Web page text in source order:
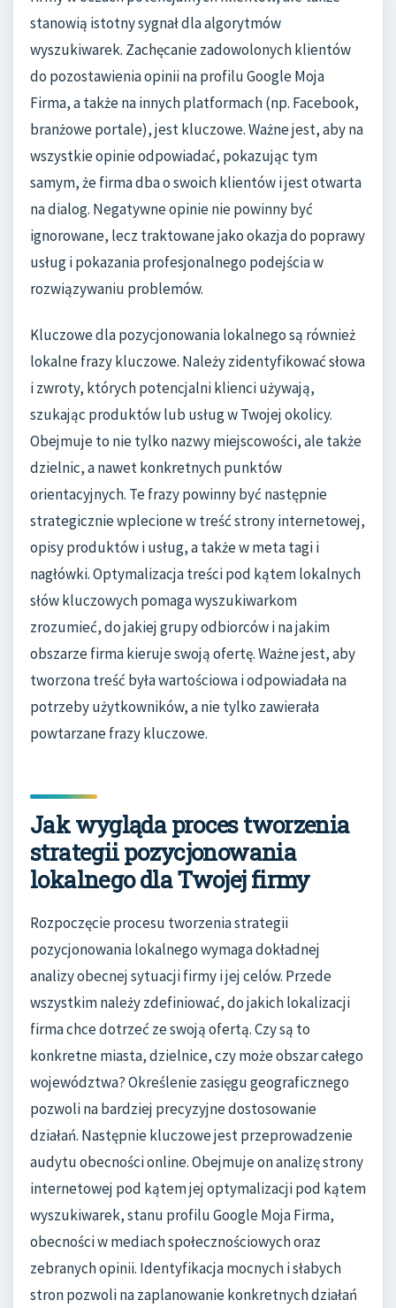
stanowią istotny sygnał dla algorytmów
wyszukiwarek. Zachęcanie zadowolonych klientów
do pozostawienia opinii na profilu Google Moja
Firma, a także na innych platformach (np. Facebook,
branżowe portale), jest kluczowe. Ważne jest, aby na
wszystkie opinie odpowiadać, pokazując tym
samym, że firma dba o swoich klientów i jest otwarta
na dialog. Negatywne opinie nie powinny być
ignorowane, lecz traktowane jako okazja do poprawy
usług i pokazania profesjonalnego podejścia w
rozwiązywaniu problemów.
Kluczowe dla pozycjonowania lokalnego są również
lokalne frazy kluczowe. Należy zidentyfikować słowa
i zwroty, których potencjalni klienci używają,
szukając produktów lub usług w Twojej okolicy.
Obejmuje to nie tylko nazwy miejscowości, ale także
dzielnic, a nawet konkretnych punktów
orientacyjnych. Te frazy powinny być następnie
strategicznie wplecione w treść strony internetowej,
opisy produktów i usług, a także w meta tagi i
nagłówki. Optymalizacja treści pod kątem lokalnych
słów kluczowych pomaga wyszukiwarkom
zrozumieć, do jakiej grupy odbiorców i na jakim
obszarze firma kieruje swoją ofertę. Ważne jest, aby
tworzona treść była wartościowa i odpowiadała na
potrzeby użytkowników, a nie tylko zawierała
powtarzane frazy kluczowe.
Jak wygląda proces tworzenia
strategii pozycjonowania
lokalnego dla Twojej firmy
Rozpoczęcie procesu tworzenia strategii
pozycjonowania lokalnego wymaga dokładnej
analizy obecnej sytuacji firmy i jej celów. Przede
wszystkim należy zdefiniować, do jakich lokalizacji
firma chce dotrzeć ze swoją ofertą. Czy są to
konkretne miasta, dzielnice, czy może obszar całego
województwa? Określenie zasięgu geograficznego
pozwoli na bardziej precyzyjne dostosowanie
działań. Następnie kluczowe jest przeprowadzenie
audytu obecności online. Obejmuje on analizę strony
internetowej pod kątem jej optymalizacji pod kątem
wyszukiwarek, stanu profilu Google Moja Firma,
obecności w mediach społecznościowych oraz
zebranych opinii. Identyfikacja mocnych i słabych
stron pozwoli na zaplanowanie konkretnych działań